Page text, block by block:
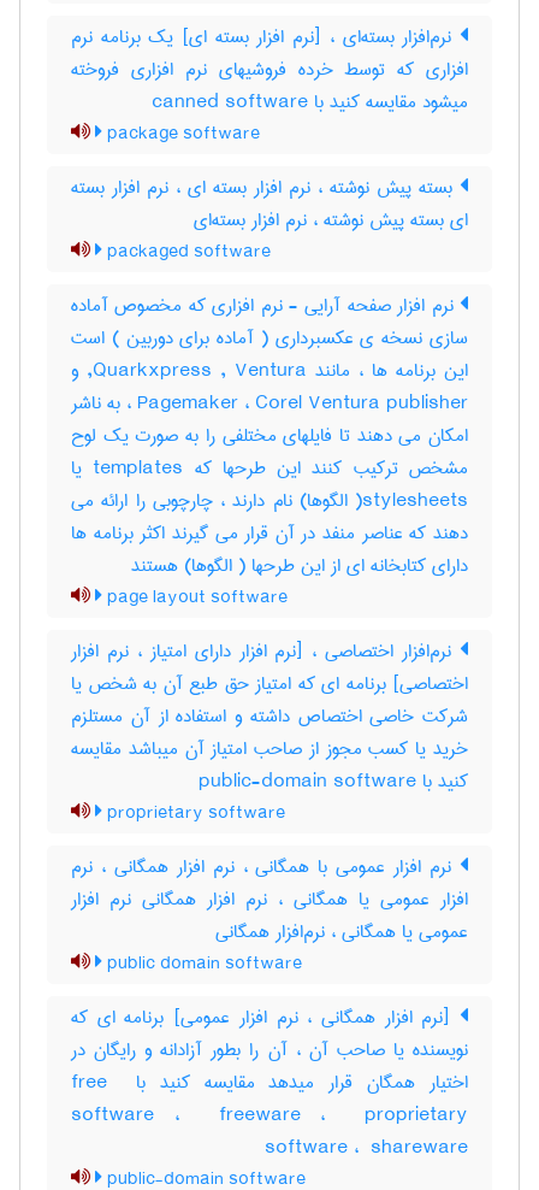
نرم‌افزار بسته‌ای ، [نرم افزار بسته ای] یک برنامه نرم
افزاری که توسط خرده فروشیهای نرم افزاری فروخته
میشود مقایسه کنید با ‎ canned software
package software
بسته پیش نوشته ، نرم افزار بسته ای ، نرم افزار بسته
ای بسته پیش نوشته ، نرم افزار بسته‌ای
packaged software
نرم افزار صفحه آرایی - نرم افزاری که مخصوص آماده
سازی نسخه ی عکسبرداری ( آماده برای دوربین ) است
این برنامه ها ، مانند Quarkxpress , Ventura, و
Pagemaker ، Corel Ventura publisher ، به ناشر
امکان می دهند تا فایلهای مختلفی را به صورت یک لوح
مشخص ترکیب کنند این طرحها که templates یا
stylesheets( الگوها) نام دارند ، چارچوبی را ارائه می
دهند که عناصر منفد در آن قرار می گیرند اکثر برنامه ها
دارای کتابخانه ای از این طرحها ( الگوها) هستند
page layout software
نرم‌افزار اختصاصی ، [نرم افزار دارای امتیاز ، نرم افزار
اختصاصی] برنامه ای که امتیاز حق طبع آن به شخص یا
شرکت خاصی اختصاص داشته و استفاده از آن مستلزم
خرید یا کسب مجوز از صاحب امتیاز آن میباشد مقایسه
کنید با ‎ public-domain software
proprietary software
نرم افزار عمومی با همگانی ، نرم افزار همگانی ، نرم
افزار عمومی یا همگانی ، نرم افزار همگانی نرم افزار
عمومی یا همگانی ، نرم‌‌افزار همگانی
public domain software
[نرم افزار همگانی ، نرم افزار عمومی] برنامه ای که
نویسنده یا صاحب آن ، آن را بطور آزادانه و رایگان در
اختیار همگان قرار میدهد مقایسه کنید با ‎free ‎
software ، ‎ freeware ، ‎ proprietary
software ، ‎ shareware
public-domain software